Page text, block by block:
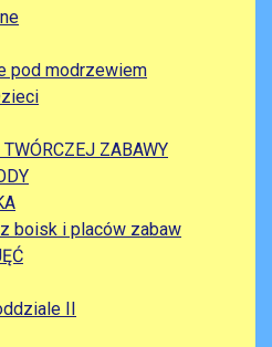
pod modrzewiem
ZABAWY
boisk i placów zabaw
II